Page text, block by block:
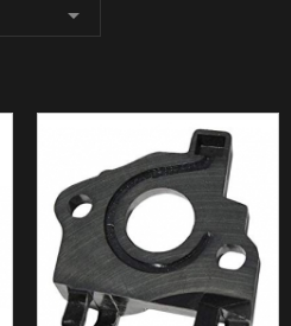
